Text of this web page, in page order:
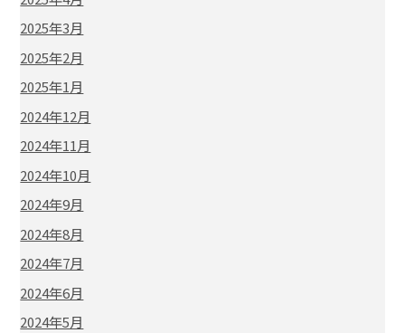
2025年3月
2025年2月
2025年1月
2024年12月
2024年11月
2024年10月
2024年9月
2024年8月
2024年7月
2024年6月
2024年5月